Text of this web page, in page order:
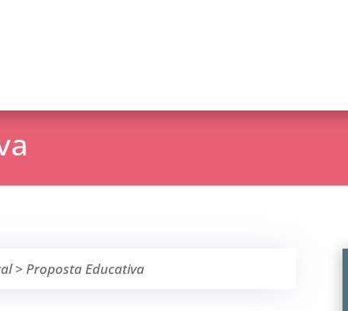
>Proposta Educativa